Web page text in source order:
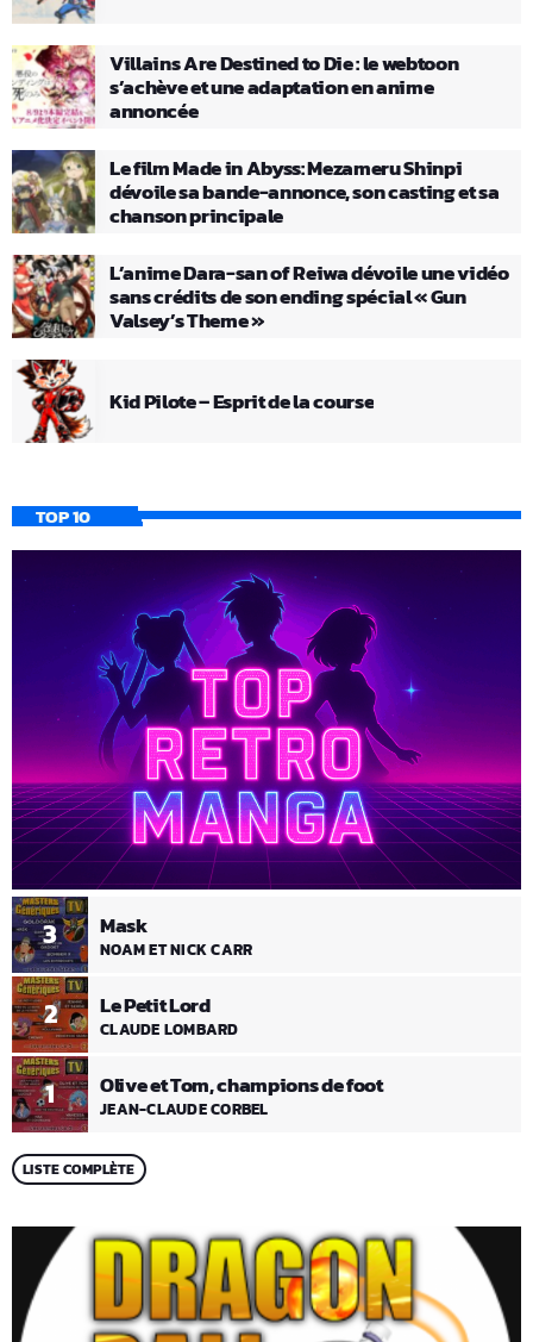
Villains Are Destined to Die : le webtoon
s’achève et une adaptation en anime
annoncée
Le film Made in Abyss: Mezameru Shinpi
dévoile sa bande-annonce, son casting et sa
chanson principale
L’anime Dara-san of Reiwa dévoile une vidéo
sans crédits de son ending spécial « Gun
Valsey’s Theme »
Kid Pilote – Esprit de la course
TOP 10
1 Olive et Tom, champions de foot
JEAN-CLAUDE CORBEL
2 Le Petit Lord
CLAUDE LOMBARD
3 Mask
NOAM ET NICK CARR
LISTE COMPLÈTE